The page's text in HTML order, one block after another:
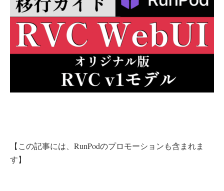
【この記事には、RunPodのプロモーションも含まれま
す】